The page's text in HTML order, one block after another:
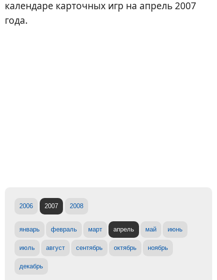
календаре карточных игр на апрель 2007
года.
2006 2007 2008
январь февраль март апрель май июнь
июль август сентябрь октябрь ноябрь
декабрь